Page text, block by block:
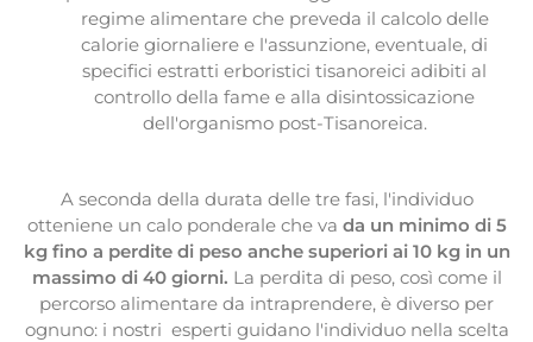
regime alimentare che preveda il calcolo delle
calorie giornaliere e l'assunzione, eventuale, di
specifici estratti erboristici tisanoreici adibiti al
controllo della fame e alla disintossicazione
dell'organismo post-Tisanoreica.
A seconda della durata delle tre fasi, l'individuo
otteniene un calo ponderale che va da un minimo di 5
kg fino a perdite di peso anche superiori ai 10 kg in un
massimo di 40 giorni. La perdita di peso, così come il
percorso alimentare da intraprendere, è diverso per
ognuno: i nostri esperti guidano l'individuo nella scelta